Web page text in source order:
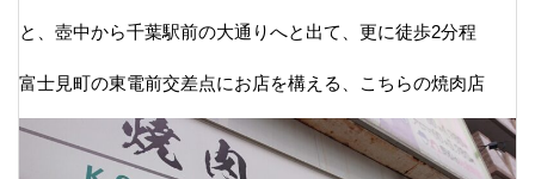
と、壺中から千葉駅前の大通りへと出て、更に徒歩2分程
富士見町の東電前交差点にお店を構える、こちらの焼肉店